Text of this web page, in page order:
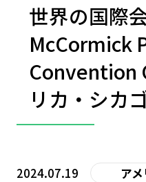
世界の国際
McCormick
Convention
リカ・シカゴ
2024.07.19 ア